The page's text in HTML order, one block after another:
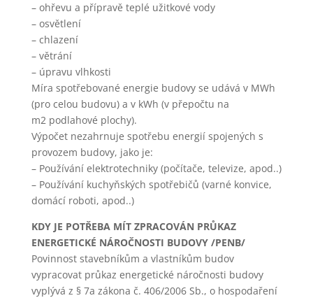
– ohřevu a přípravě teplé užitkové vody
– osvětlení
– chlazení
– větrání
– úpravu vlhkosti
Míra spotřebované energie budovy se udává v MWh
(pro celou budovu) a v kWh (v přepočtu na
m2 podlahové plochy).
Výpočet nezahrnuje spotřebu energií spojených s
provozem budovy, jako je:
– Používání elektrotechniky (počítače, televize, apod..)
– Používání kuchyňských spotřebičů (varné konvice,
domácí roboti, apod..)
KDY JE POTŘEBA MÍT ZPRACOVÁN PRŮKAZ
ENERGETICKÉ NÁROČNOSTI BUDOVY /PENB/
Povinnost stavebníkům a vlastníkům budov
vypracovat průkaz energetické náročnosti budovy
vyplývá z § 7a zákona č. 406/2006 Sb., o hospodaření
Technické
cookies
Technické
cookies jsou
nezbytné
pro správné
fungování
webu a
všech
funkcí, které
nabízí. Jsou
odpovědné
mj. za
uchovávání
košíku,
zobrazování
oblíbených
výrobků
(schránka),